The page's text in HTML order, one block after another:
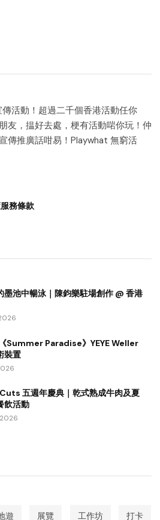
活動！超過二千個香港活動任你
友，揾好去處，梗有活動啱你玩！仲
傳推廣話咁易！Playwhat 無窮活
服務條款
墨池中暢泳｜陳鈞樂駐場創作 @ 香港
Summer Paradise》YEYE Weller
裝置
五週年慶典｜乾式熟成牛肉及夏
飲活動
遊 展覽 工作坊 打卡